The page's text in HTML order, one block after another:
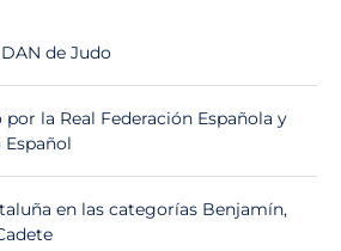
de Judo
la Real Federación Española y
en las categorías Benjamín,